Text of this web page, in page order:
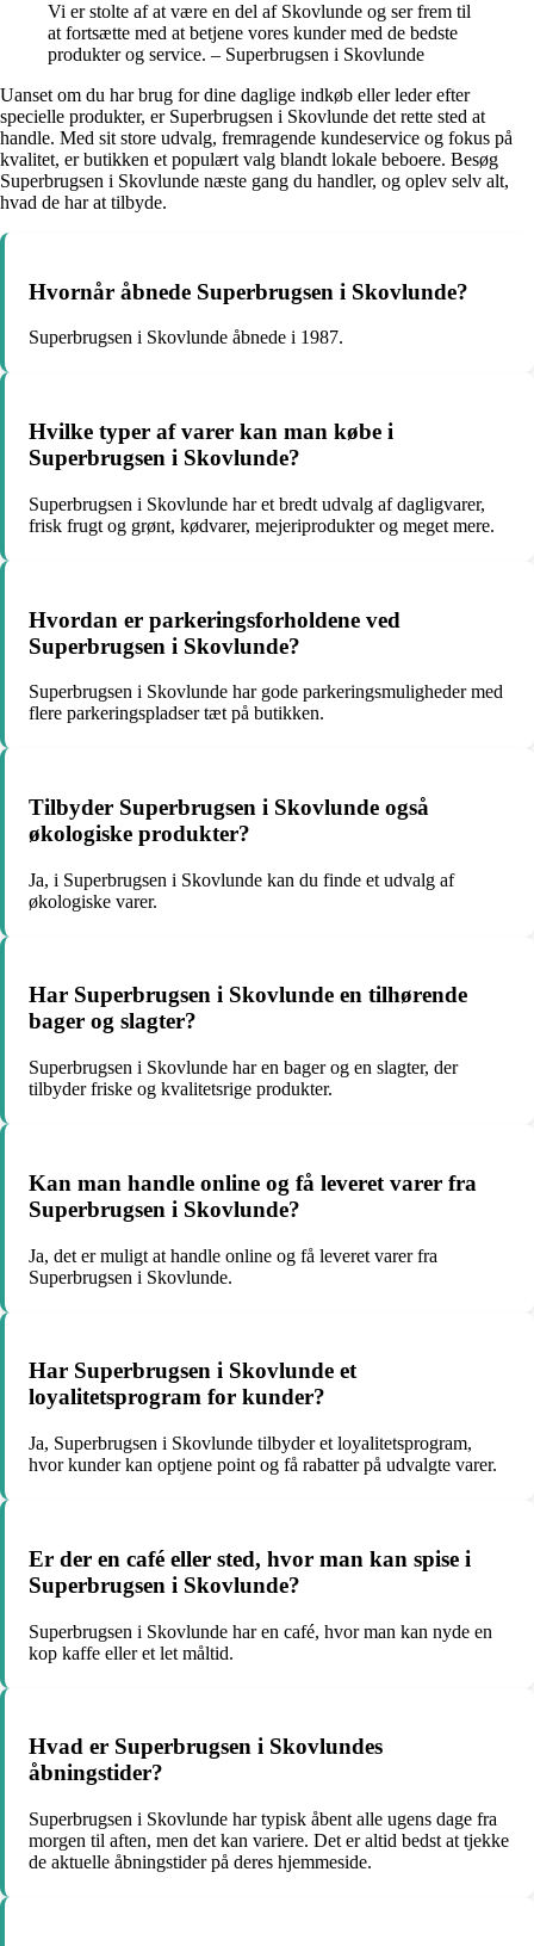
Vi er stolte af at være en del af Skovlunde og ser frem til
at fortsætte med at betjene vores kunder med de bedste
produkter og service. – Superbrugsen i Skovlunde
Uanset om du har brug for dine daglige indkøb eller leder efter
specielle produkter, er Superbrugsen i Skovlunde det rette sted at
handle. Med sit store udvalg, fremragende kundeservice og fokus på
kvalitet, er butikken et populært valg blandt lokale beboere. Besøg
Superbrugsen i Skovlunde næste gang du handler, og oplev selv alt,
hvad de har at tilbyde.
Hvornår åbnede Superbrugsen i Skovlunde?
Superbrugsen i Skovlunde åbnede i 1987.
Hvilke typer af varer kan man købe i
Superbrugsen i Skovlunde?
Superbrugsen i Skovlunde har et bredt udvalg af dagligvarer,
frisk frugt og grønt, kødvarer, mejeriprodukter og meget mere.
Hvordan er parkeringsforholdene ved
Superbrugsen i Skovlunde?
Superbrugsen i Skovlunde har gode parkeringsmuligheder med
flere parkeringspladser tæt på butikken.
Tilbyder Superbrugsen i Skovlunde også
økologiske produkter?
Ja, i Superbrugsen i Skovlunde kan du finde et udvalg af
økologiske varer.
Har Superbrugsen i Skovlunde en tilhørende
bager og slagter?
Superbrugsen i Skovlunde har en bager og en slagter, der
tilbyder friske og kvalitetsrige produkter.
Kan man handle online og få leveret varer fra
Superbrugsen i Skovlunde?
Ja, det er muligt at handle online og få leveret varer fra
Superbrugsen i Skovlunde.
Har Superbrugsen i Skovlunde et
loyalitetsprogram for kunder?
Ja, Superbrugsen i Skovlunde tilbyder et loyalitetsprogram,
hvor kunder kan optjene point og få rabatter på udvalgte varer.
Er der en café eller sted, hvor man kan spise i
Superbrugsen i Skovlunde?
Superbrugsen i Skovlunde har en café, hvor man kan nyde en
kop kaffe eller et let måltid.
Hvad er Superbrugsen i Skovlundes
åbningstider?
Superbrugsen i Skovlunde har typisk åbent alle ugens dage fra
morgen til aften, men det kan variere. Det er altid bedst at tjekke
de aktuelle åbningstider på deres hjemmeside.